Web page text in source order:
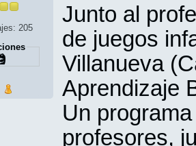
205
Junto al
de juegos
Villanueva
Aprendizaje
Un
profesores,